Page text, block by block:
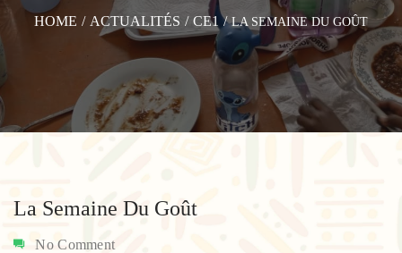
HOME / ACTUALITÉS / CE1 / LA SEMAINE DU GOÛT
La Semaine Du Goût
No Comment